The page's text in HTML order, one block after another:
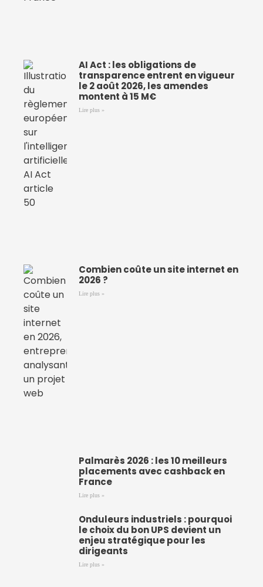
AI Act : les obligations de
transparence entrent en vigueur
le 2 août 2026, les amendes
montent à 15 M€
Lire plus »
Combien coûte un site internet en
2026 ?
Lire plus »
Palmarès 2026 : les 10 meilleurs
placements avec cashback en
France
Lire plus »
Onduleurs industriels : pourquoi
le choix du bon UPS devient un
enjeu stratégique pour les
dirigeants
Lire plus »